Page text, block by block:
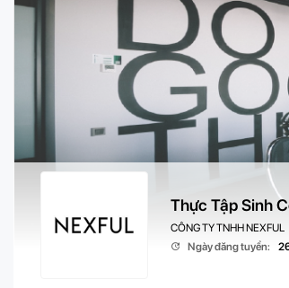
Thực Tập Sinh
CÔNG TY TNHH NEXFUL
Ngày đăng tuyển: